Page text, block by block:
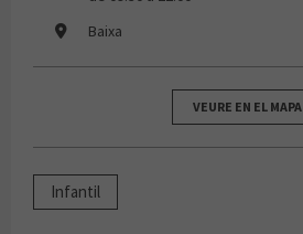
Baixa
VEURE EN EL MAPA
Infantil